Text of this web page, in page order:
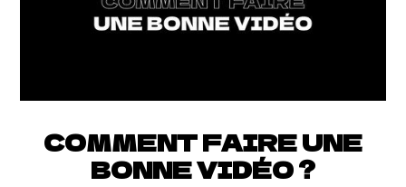
COMMENT FAIRE UNE
BONNE VIDÉO ?